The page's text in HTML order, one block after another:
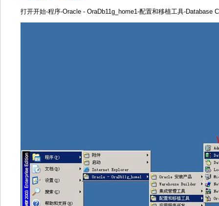
默认选择监听程序配置，点完成。
二、创建Oracle数据库
打开开始-程序-Oracle - OraDb11g_home1-配置和移植工具-Database